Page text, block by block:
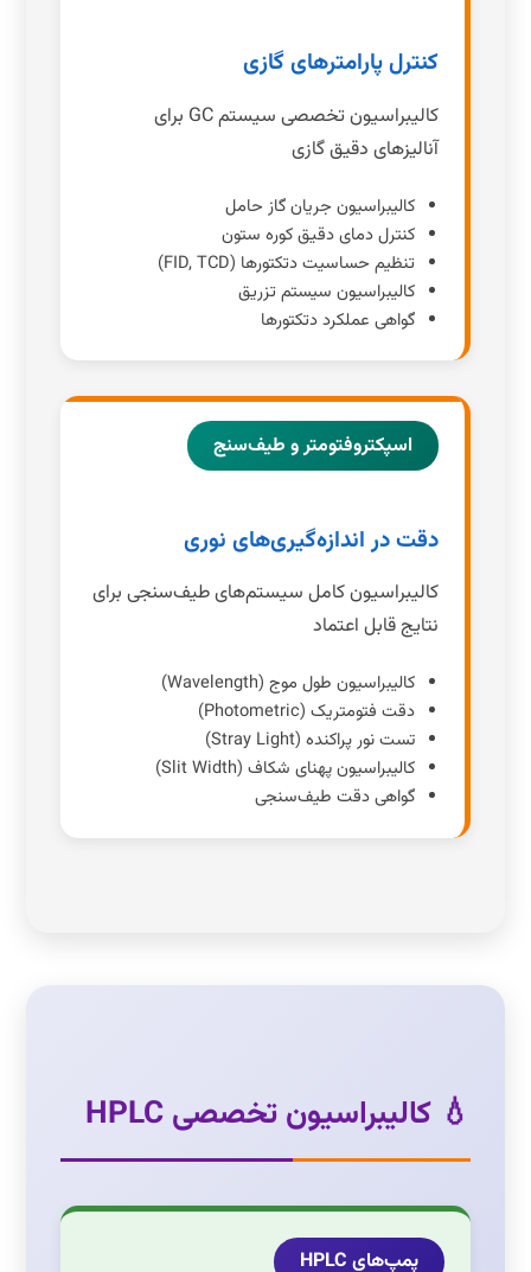
کنترل پارامترهای گازی
کالیبراسیون تخصصی سیستم GC برای
آنالیزهای دقیق گازی
کالیبراسیون جریان گاز حامل
کنترل دمای دقیق کوره ستون
تنظیم حساسیت دتکتورها (FID, TCD)
کالیبراسیون سیستم تزریق
گواهی عملکرد دتکتورها
اسپکتروفتومتر و طیف‌سنج
دقت در اندازه‌گیری‌های نوری
کالیبراسیون کامل سیستم‌های طیف‌سنجی برای
نتایج قابل اعتماد
کالیبراسیون طول موج (Wavelength)
دقت فتومتریک (Photometric)
تست نور پراکنده (Stray Light)
کالیبراسیون پهنای شکاف (Slit Width)
گواهی دقت طیف‌سنجی
💧 کالیبراسیون تخصصی HPLC
پمپ‌های HPLC